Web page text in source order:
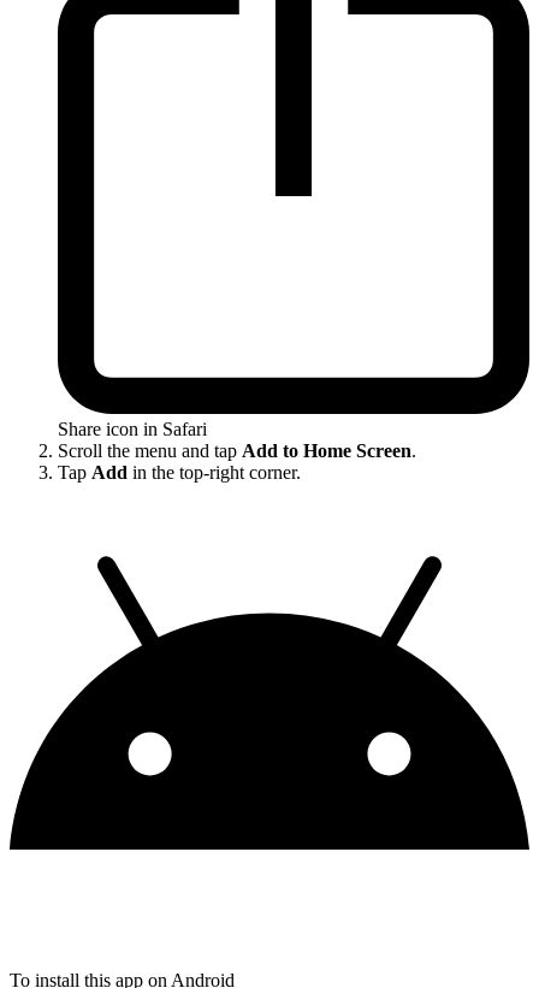
Share icon in Safari
Scroll the menu and tap Add to Home Screen.
Tap Add in the top-right corner.
To install this app on Android